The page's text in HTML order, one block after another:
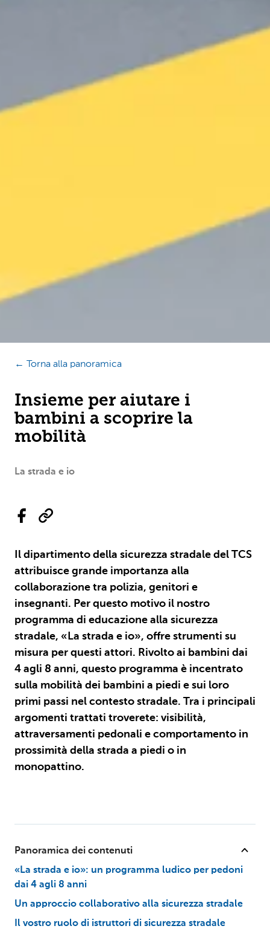
← Torna alla panoramica
Insieme per aiutare i
bambini a scoprire la
mobilità
La strada e io
Il dipartimento della sicurezza stradale del TCS
attribuisce grande importanza alla
collaborazione tra polizia, genitori e
insegnanti. Per questo motivo il nostro
programma di educazione alla sicurezza
stradale, «La strada e io», offre strumenti su
misura per questi attori. Rivolto ai bambini dai
4 agli 8 anni, questo programma è incentrato
sulla mobilità dei bambini a piedi e sui loro
primi passi nel contesto stradale. Tra i principali
argomenti trattati troverete: visibilità,
attraversamenti pedonali e comportamento in
prossimità della strada a piedi o in
monopattino.
Panoramica dei contenuti
«La strada e io»: un programma ludico per pedoni
dai 4 agli 8 anni
Un approccio collaborativo alla sicurezza stradale
Il vostro ruolo di istruttori di sicurezza stradale